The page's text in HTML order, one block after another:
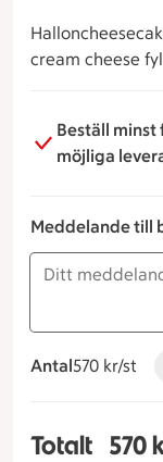
cream cheese
Beställ minst
möjliga
Meddelande till
Antal
570 kronor styck
570 kr/st
Totalt Totalt
570